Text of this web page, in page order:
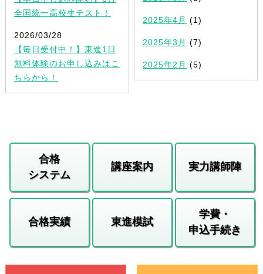
全国統一高校生テスト！
2026/03/28
【毎日受付中！】東進1日
無料体験のお申し込みはこ
ちらから！
2025年4月 (1)
2025年3月 (7)
2025年2月 (5)
合格
システム
講座案内 実力講師陣
合格実績 東進模試
学費・
申込手続き